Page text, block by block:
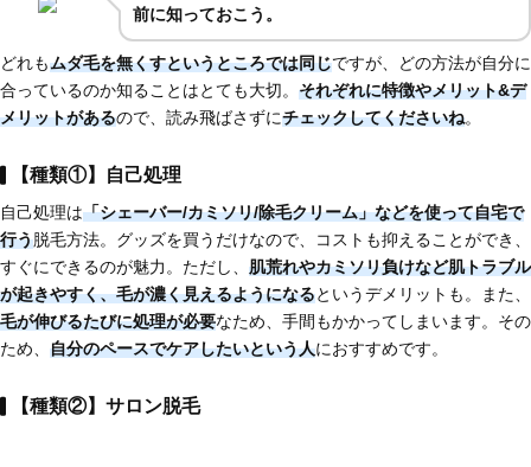
前に知っておこう。
どれもムダ毛を無くすというところでは同じですが、どの方法が自分に
合っているのか知ることはとても大切。 それぞれに特徴やメリット&デ
メリットがあるので、読み飛ばさずにチェックしてくださいね。
【種類①】自己処理
自己処理は「シェーバー/カミソリ/除毛クリーム」などを使って自宅で
行う脱毛方法。グッズを買うだけなので、コストも抑えることができ、
すぐにできるのが魅力。ただし、 肌荒れやカミソリ負けなど肌トラブル
が起きやすく、毛が濃く見えるようになるというデメリットも。また、
毛が伸びるたびに処理が必要なため、手間もかかってしまいます。その
ため、 自分のペースでケアしたいという人におすすめです。
【種類②】サロン脱毛